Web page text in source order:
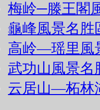
梅岭─滕王閣
龜峰風景名胜
高岭―瑶里風
武功山風景名
云居山―柘林